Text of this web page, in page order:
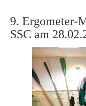
9. Ergometer-
SSC am